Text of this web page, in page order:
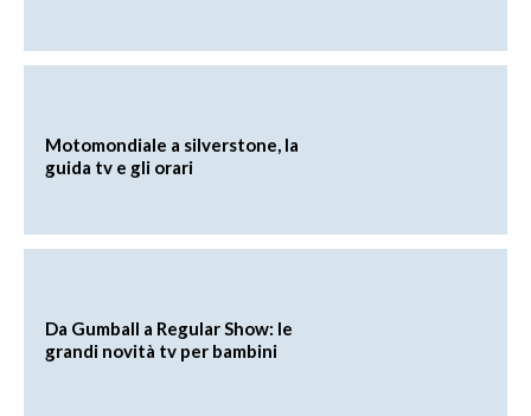
Motomondiale a silverstone, la
guida tv e gli orari
Da Gumball a Regular Show: le
grandi novità tv per bambini